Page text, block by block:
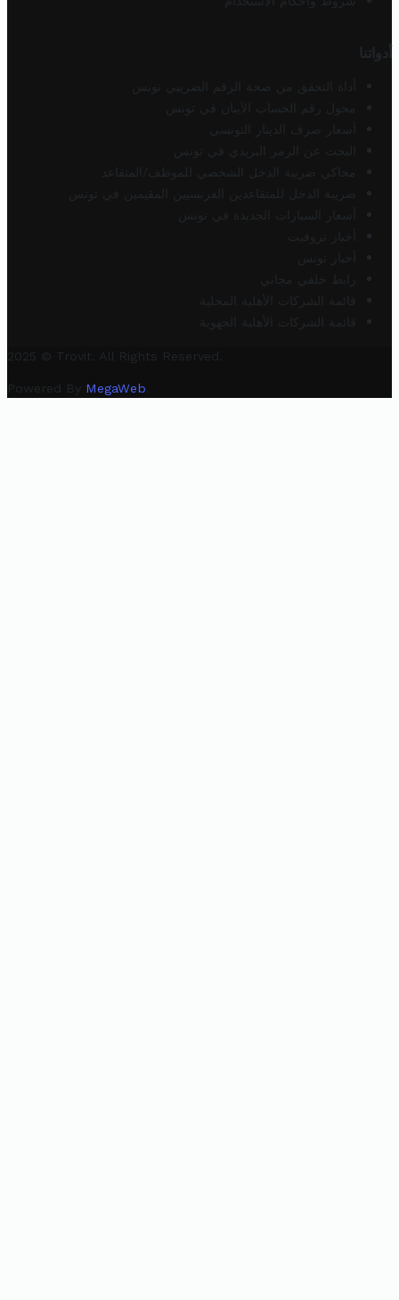
أدواتنا
أداة التحقق من صحة الرقم الضريبي تونس
محول رقم الحساب الآيبان في تونس
أسعار صرف الدينار التونسي
البحث عن الرمز البريدي في تونس
محاكي ضريبة الدخل الشخصي للموظف/المتقاعد
ضريبة الدخل للمتقاعدين الفرنسيين المقيمين في تونس
أسعار السيارات الجديدة في تونس
أخبار تروفيت
أخبار تونس
رابط خلفي مجاني
قائمة الشركات الأهلية المحلية
قائمة الشركات الأهلية الجهوية
2025 © Trovit. All Rights Reserved.
Powered By MegaWeb